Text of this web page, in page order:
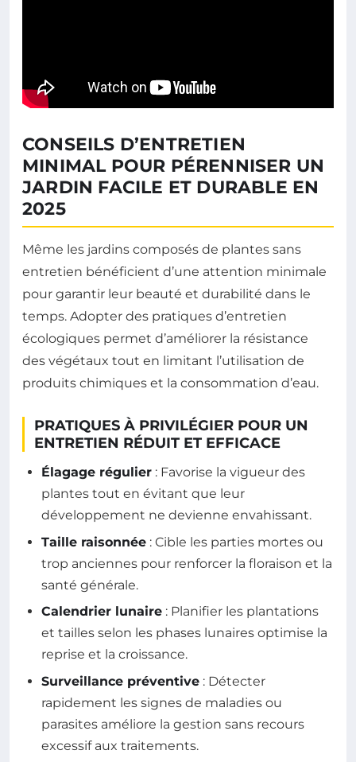
CONSEILS D’ENTRETIEN
MINIMAL POUR PÉRENNISER UN
JARDIN FACILE ET DURABLE EN
2025
Même les jardins composés de plantes sans
entretien bénéficient d’une attention minimale
pour garantir leur beauté et durabilité dans le
temps. Adopter des pratiques d’entretien
écologiques permet d’améliorer la résistance
des végétaux tout en limitant l’utilisation de
produits chimiques et la consommation d’eau.
PRATIQUES À PRIVILÉGIER POUR UN
ENTRETIEN RÉDUIT ET EFFICACE
Élagage régulier : Favorise la vigueur des
plantes tout en évitant que leur
développement ne devienne envahissant.
Taille raisonnée : Cible les parties mortes ou
trop anciennes pour renforcer la floraison et la
santé générale.
Calendrier lunaire : Planifier les plantations
et tailles selon les phases lunaires optimise la
reprise et la croissance.
Surveillance préventive : Détecter
rapidement les signes de maladies ou
parasites améliore la gestion sans recours
excessif aux traitements.